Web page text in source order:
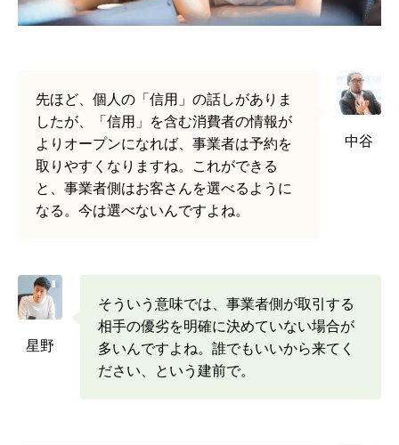
先ほど、個人の「信用」の話しがありま
したが、「信用」を含む消費者の情報が
よりオープンになれば、事業者は予約を
取りやすくなりますね。これができる
と、事業者側はお客さんを選べるように
なる。今は選べないんですよね。
中谷
星野
そういう意味では、事業者側が取引する
相手の優劣を明確に決めていない場合が
多いんですよね。誰でもいいから来てく
ださい、という建前で。